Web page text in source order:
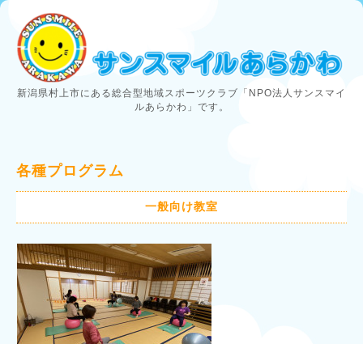
新潟県村上市にある総合型地域スポーツクラブ「NPO法人サンスマイ
ルあらかわ」です。
各種プログラム
一般向け教室